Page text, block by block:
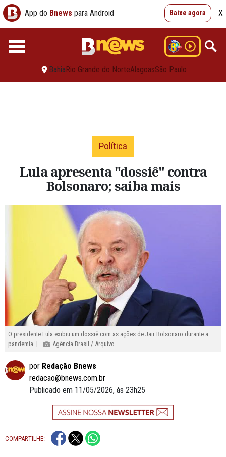
App do Bnews para Android Baixe agora X
BahiaRio Grande do NorteAlagoasSão Paulo
Política
Lula apresenta "dossiê" contra
Bolsonaro; saiba mais
O presidente Lula exibiu um dossiê com as ações de Jair Bolsonaro durante a
pandemia |
Agência Brasil / Arquivo
por Redação Bnews
redacao@bnews.com.br
Publicado em 11/05/2026, às 23h25
COMPARTILHE: